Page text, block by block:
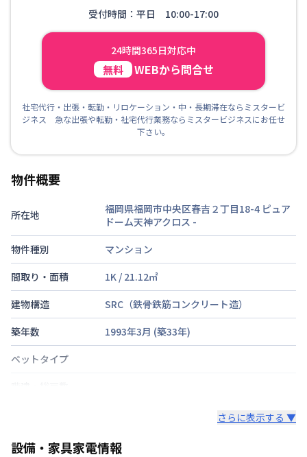
受付時間：平日 10:00-17:00
24時間365日対応中
無料 WEBから問合せ
社宅代行・出張・転勤・リロケーション・中・長期滞在ならミスタービ
ジネス 急な出張や転勤・社宅代行業務ならミスタービジネスにお任せ
下さい。
物件概要
所在地
福岡県福岡市中央区春吉２丁目18-4 ピュア
ドーム天神アクロス -
物件種別
マンション
間取り・面積
1K / 21.12㎡
建物構造
SRC（鉄骨鉄筋コンクリート造）
築年数
1993年3月 (築33年)
ベットタイプ
部屋の向き
タイプによって異なる
さらに表示する ▼
設備・家具家電情報